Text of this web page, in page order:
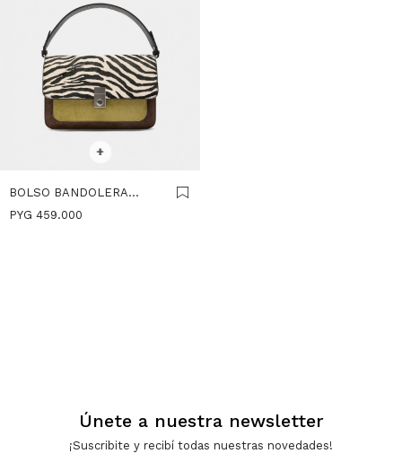
+
BOLSO BANDOLERA
DETALLES DE PIEL - LIMA
PYG 459.000
Únete a nuestra newsletter
¡Suscribite y recibí todas nuestras novedades!